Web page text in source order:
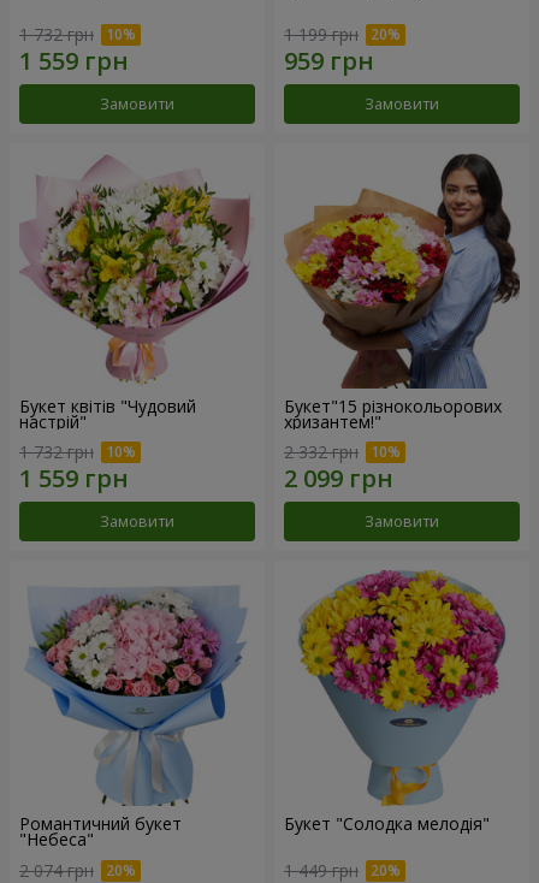
1 732 грн
Замовити
1 199 грн
Замовити
Букет квітів "Чудовий
настрій"
1 732 грн
Замовити
Букет"15 різнокольорових
хризантем!"
2 332 грн
Замовити
Романтичний букет
"Небеса"
2 074 грн
Букет "Солодка мелодія"
1 449 грн